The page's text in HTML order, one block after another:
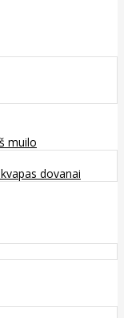
muilo
dovanai